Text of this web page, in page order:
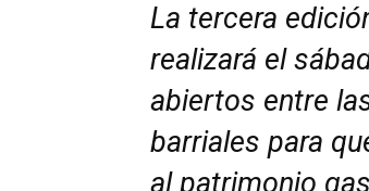
La tercera
realizará el
abiertos entre
barriales para
al patrimonio